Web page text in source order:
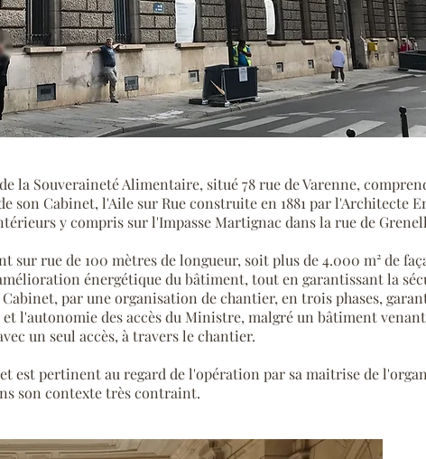
la Souveraineté Alimentaire, situé 78 rue de Varenne,
son Cabinet, l'Aile sur Rue construite en 1881 par l'Architecte
y compris sur l'Impasse Martignac dans la rue de
rue de 100 mètres de longueur, soit plus de 4.000 m² de
énergétique du bâtiment, tout en garantissant la
par une organisation de chantier, en trois phases,
l'autonomie des accès du Ministre, malgré un bâtiment
un seul accès, à travers le chantier.
est pertinent au regard de l'opération par sa maitrise de
son contexte très contraint.